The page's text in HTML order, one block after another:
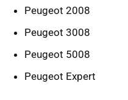
Peugeot 2008
Peugeot 3008
Peugeot 5008
Peugeot Expert